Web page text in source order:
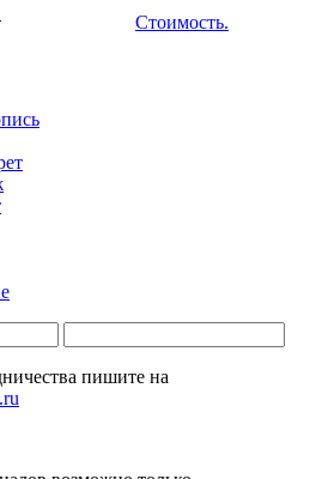
Стоимость.
пишите на